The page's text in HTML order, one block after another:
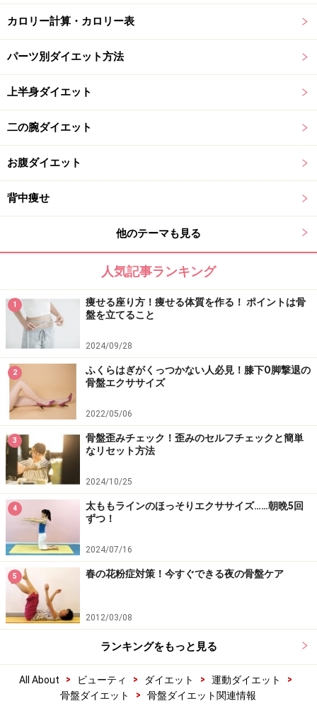
カロリー計算・カロリー表
パーツ別ダイエット方法
上半身ダイエット
二の腕ダイエット
お腹ダイエット
背中痩せ
他のテーマも見る
人気記事ランキング
1
痩せる座り方！痩せる体質を作る！ ポイントは骨
盤を立てること
2024/09/28
2
ふくらはぎがくっつかない人必見！膝下O脚撃退の
骨盤エクササイズ
2022/05/06
3
骨盤歪みチェック！歪みのセルフチェックと簡単
なリセット方法
2024/10/25
4
太ももラインのほっそりエクササイズ……朝晩5回
ずつ！
2024/07/16
5 春の花粉症対策！今すぐできる夜の骨盤ケア
2012/03/08
ランキングをもっと見る
All About > ビューティ > ダイエット > 運動ダイエット
>
骨盤ダイエット
> 骨盤ダイエット関連情報